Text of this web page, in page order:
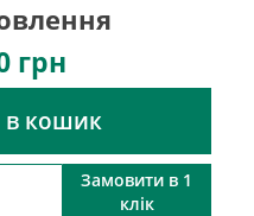
грн
в кошик
Замовити в 1
клік